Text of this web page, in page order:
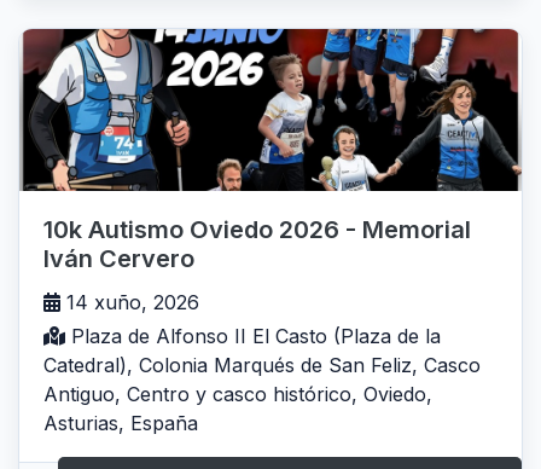
10k Autismo Oviedo 2026 - Memorial
Iván Cervero
14 xuño, 2026
Plaza de Alfonso II El Casto (Plaza de la
Catedral), Colonia Marqués de San Feliz, Casco
Antiguo, Centro y casco histórico, Oviedo,
Asturias, España